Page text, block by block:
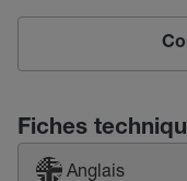
Fiches
Anglais